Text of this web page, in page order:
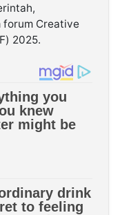
forum Creative
2025.